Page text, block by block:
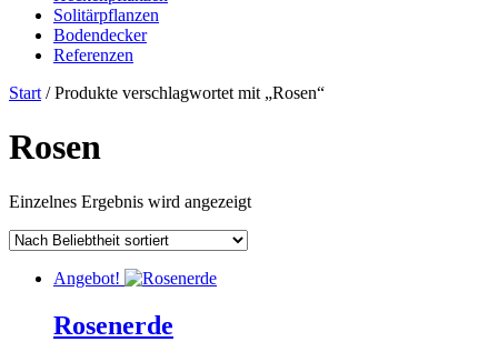
Solitärpflanzen
Bodendecker
Referenzen
Start / Produkte verschlagwortet mit „Rosen“
Rosen
Einzelnes Ergebnis wird angezeigt
Angebot!
Rosenerde